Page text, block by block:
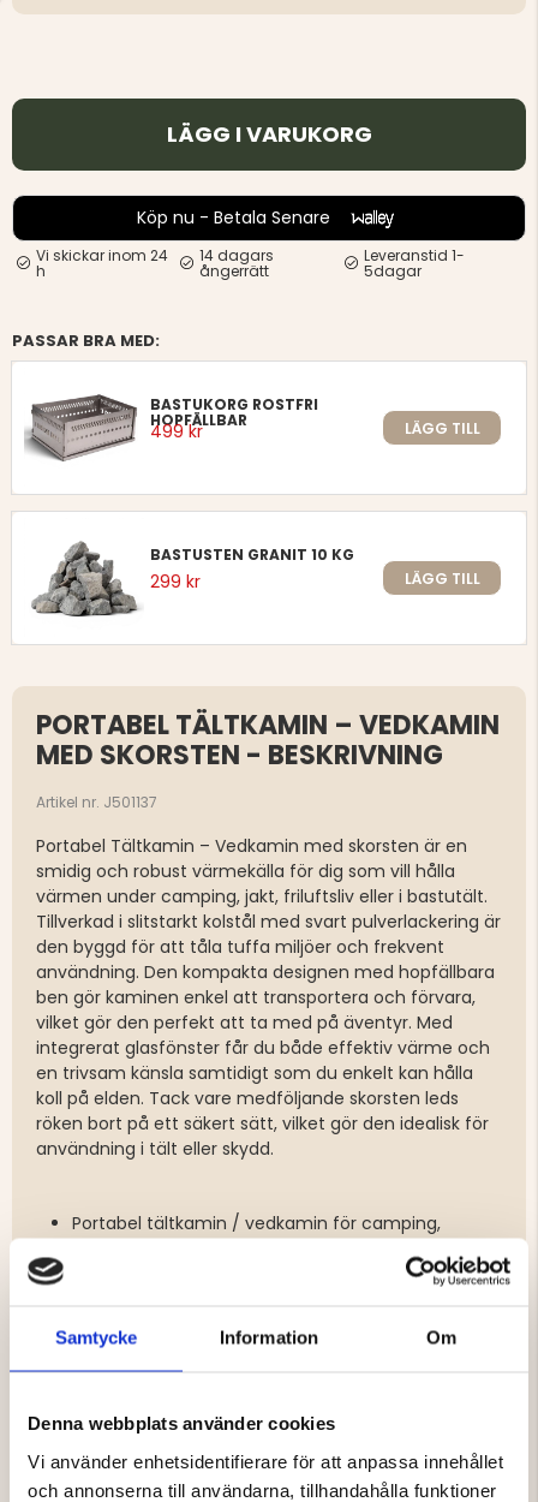
Samtycke Information Om
Denna webbplats använder cookies
Vi använder enhetsidentifierare för att anpassa innehållet
och annonserna till användarna, tillhandahålla funktioner
LÄGG I VARUKORG
Köp nu - Betala Senare
Vi skickar inom 24
h
14 dagars
ångerrätt
Leveranstid 1-
5dagar
PASSAR BRA MED:
BASTUKORG ROSTFRI
HOPFÄLLBAR
499 kr LÄGG TILL
BASTUSTEN GRANIT 10 KG
299 kr LÄGG TILL
PORTABEL TÄLTKAMIN – VEDKAMIN
MED SKORSTEN - BESKRIVNING
Artikel nr. J501137
Portabel Tältkamin – Vedkamin med skorsten är en
smidig och robust värmekälla för dig som vill hålla
värmen under camping, jakt, friluftsliv eller i bastutält.
Tillverkad i slitstarkt kolstål med svart pulverlackering är
den byggd för att tåla tuffa miljöer och frekvent
användning. Den kompakta designen med hopfällbara
ben gör kaminen enkel att transportera och förvara,
vilket gör den perfekt att ta med på äventyr. Med
integrerat glasfönster får du både effektiv värme och
en trivsam känsla samtidigt som du enkelt kan hålla
koll på elden. Tack vare medföljande skorsten leds
röken bort på ett säkert sätt, vilket gör den idealisk för
användning i tält eller skydd.
Portabel tältkamin / vedkamin för camping,
Utrustad med skorsten för säker rökavledning
Hopfällbara ben för enkel transport och förvaring
Glasfönster fram och på sidan
Stabil konstruktion med god värmeeffekt
Passar för tält, bastutält, jakt, camping och
utomhusbruk